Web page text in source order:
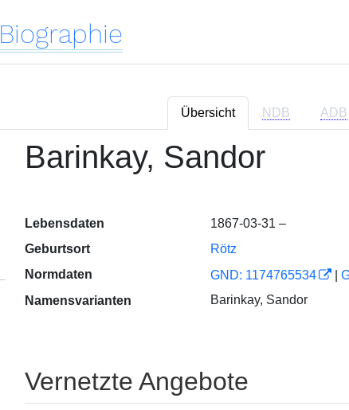
Biographie
Übersicht NDB ADB
Barinkay, Sandor
Lebensdaten
1867-03-31 –
Geburtsort
Rötz
Normdaten
GND: 1174765534
Namensvarianten
Barinkay, Sandor
Vernetzte Angebote